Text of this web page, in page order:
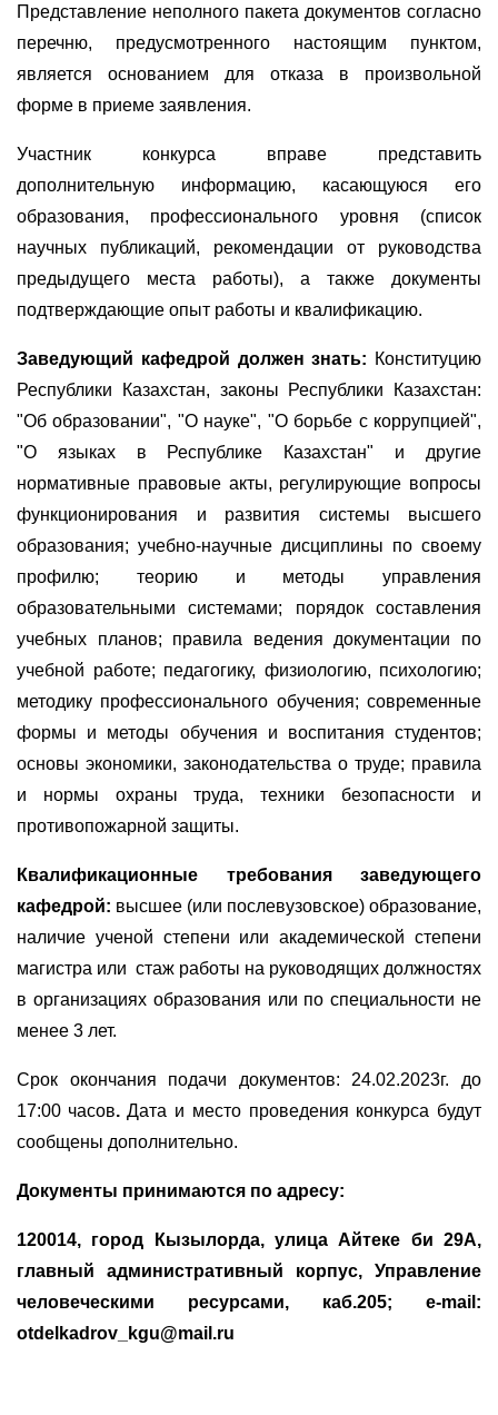
Представление неполного пакета документов согласно
перечню, предусмотренного настоящим пунктом,
является основанием для отказа в произвольной
форме в приеме заявления.
Участник конкурса вправе представить
дополнительную информацию, касающуюся его
образования, профессионального уровня (список
научных публикаций, рекомендации от руководства
предыдущего места работы), а также документы
подтверждающие опыт работы и квалификацию.
Заведующий кафедрой должен знать: Конституцию
Республики Казахстан, законы Республики Казахстан:
"Об образовании", "О науке", "О борьбе с коррупцией",
"О языках в Республике Казахстан" и другие
нормативные правовые акты, регулирующие вопросы
функционирования и развития системы высшего
образования; учебно-научные дисциплины по своему
профилю; теорию и методы управления
образовательными системами; порядок составления
учебных планов; правила ведения документации по
учебной работе; педагогику, физиологию, психологию;
методику профессионального обучения; современные
формы и методы обучения и воспитания студентов;
основы экономики, законодательства о труде; правила
и нормы охраны труда, техники безопасности и
противопожарной защиты.
Квалификационные требования заведующего
кафедрой: высшее (или послевузовское) образование,
наличие ученой степени или академической степени
магистра или стаж работы на руководящих должностях
в организациях образования или по специальности не
менее 3 лет.
Срок окончания подачи документов: 24.02.2023г. до
17:00 часов.Дата и место проведения конкурса будут
сообщены дополнительно.
Документы принимаются по адресу:
120014, город Кызылорда, улица Айтеке би 29А,
главный административный корпус, Управление
человеческими ресурсами, каб.205; e-mail:
otdelkadrov_kgu@mail.ru